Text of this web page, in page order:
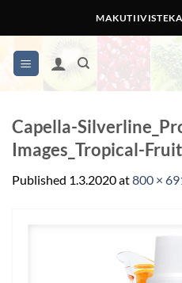
content
Capella-
Images_Tropical-
Published 1.3.2020at800 ×